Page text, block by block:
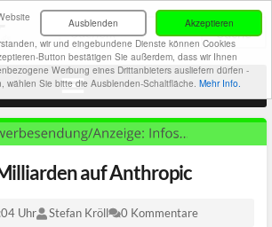
Akzeptieren
Ausblenden
wir und eingebundene Dienste können Cookies
Button bestätigen Sie außerdem, dass wir Ihnen
Werbung eines Drittanbieters ausliefern dürfen -
wählen Sie bitte die Ausblenden-Schaltfläche. Mehr Info.
auf Anthropic
Uhr Stefan Kröll 0 Kommentare